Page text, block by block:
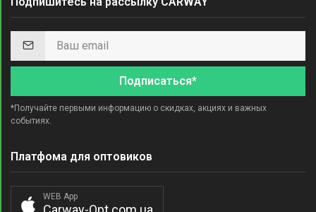
Подписаться*
*Получайте первыми информацию о скидках, акциях и важных
событиях.
Платфома для оптовиков
WEB App